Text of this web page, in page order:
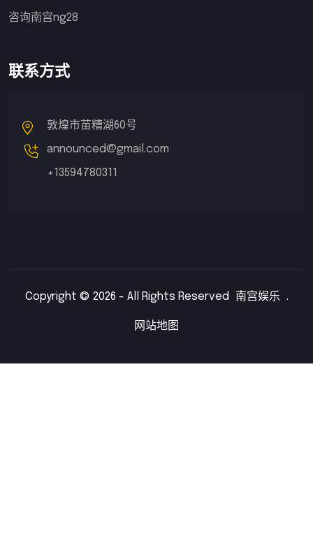
咨询南宫ng28
联系方式
敦煌市苗糟湖60号
announced@gmail.com
+13594780311
Copyright © 2026 - All Rights Reserved 南宫娱乐 .
网站地图